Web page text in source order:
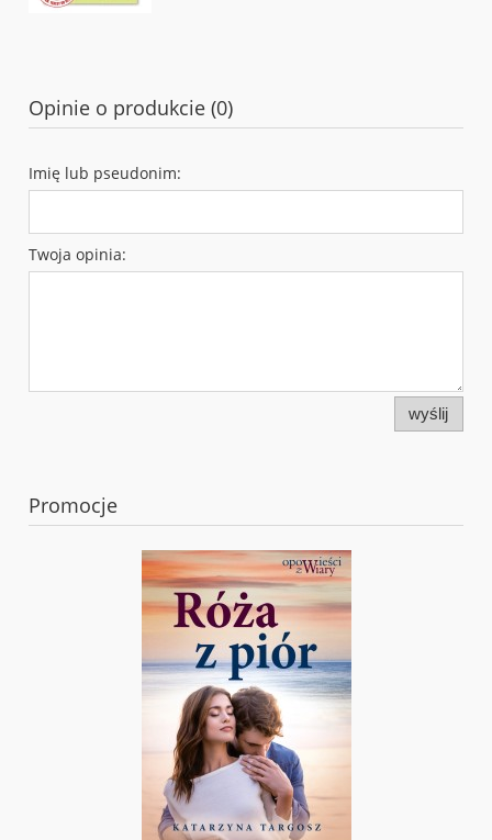
Opinie o produkcie (0)
Imię lub pseudonim:
Twoja opinia:
wyślij
Promocje